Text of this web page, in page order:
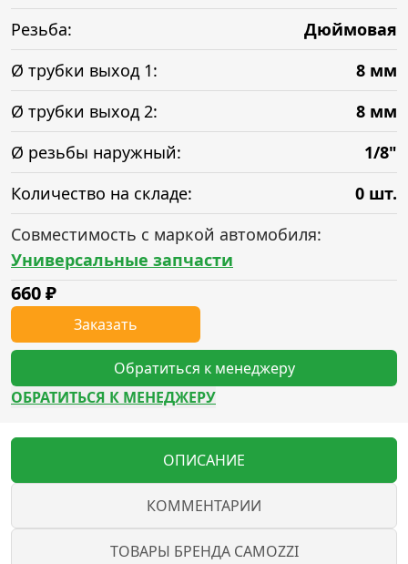
Резьба:
Дюймовая
Ø трубки выход 1:
8 мм
Ø трубки выход 2:
8 мм
Ø резьбы наружный:
1/8"
Количество на складе:
0 шт.
Совместимость с маркой автомобиля:
Универсальные запчасти
660₽
Заказать
Обратиться к менеджеру
ОБРАТИТЬСЯ К МЕНЕДЖЕРУ
ОПИСАНИЕ
КОММЕНТАРИИ
ТОВАРЫ БРЕНДА CAMOZZI